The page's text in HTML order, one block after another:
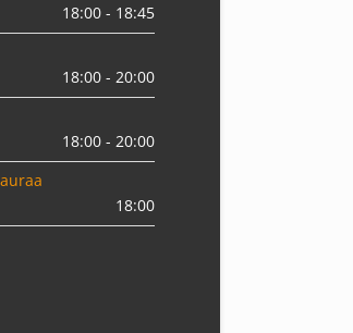
18:00 - 18:45
18:00 - 20:00
18:00 - 20:00
18:00